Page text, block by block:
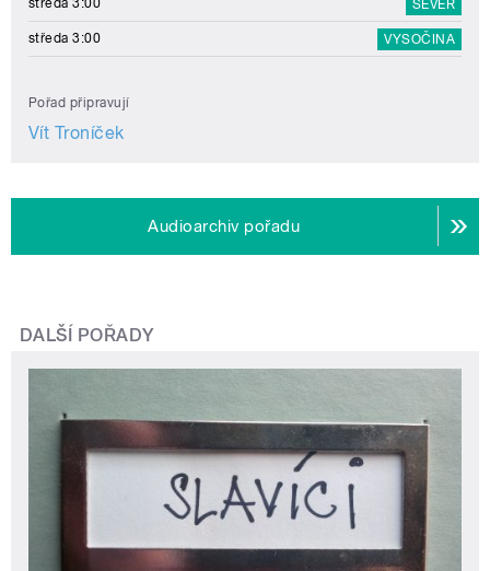
středa 3:00 SEVER
středa 3:00 VYSOČINA
Pořad připravují
Vít Troníček
Audioarchiv pořadu
DALŠÍ POŘADY